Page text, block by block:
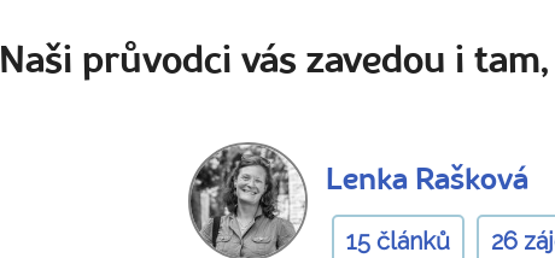
Naši průvodci vás zavedou i
Lenka Rašková
15 článků 26